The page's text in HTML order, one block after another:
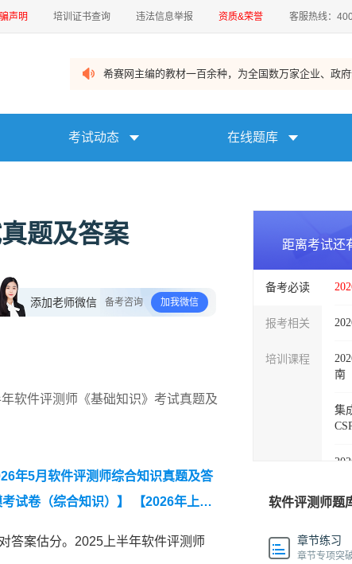
声明 培训证书查询 违法信息举报 资质&荣誉 客服热线：
希赛网主编的教材一百余种，为全国数万家企业、政
考试动态 在线题库
题及答案
添加老师微信 备考咨询 加我微信
软件评测师《基础知识》考试真题及
年5月软件评测师综合知识真题及答
试卷（综合知识）】
【2026年上半
答案估分。2025上半年软件评测师
距离考试还
备考必读
报考相关
培训课程
南
集
软
品
软件评测师题
章节练习
章节专项突